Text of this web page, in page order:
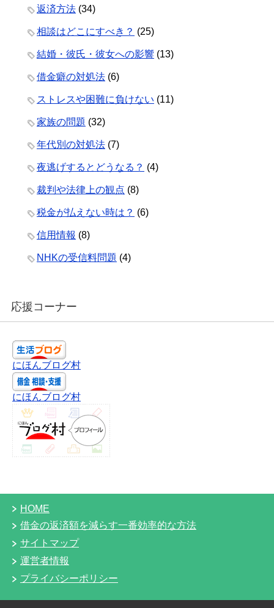
返済方法 (34)
相談はどこにすべき？ (25)
結婚・彼氏・彼女への影響 (13)
借金癖の対処法 (6)
ストレスや困難に負けない (11)
家族の問題 (32)
年代別の対処法 (7)
夜逃げするとどうなる？ (4)
裁判や法律上の観点 (8)
税金が払えない時は？ (6)
信用情報 (8)
NHKの受信料問題 (4)
応援コーナー
にほんブログ村
にほんブログ村
HOME
借金の返済額を減らす一番効率的な方法
サイトマップ
運営者情報
プライバシーポリシー